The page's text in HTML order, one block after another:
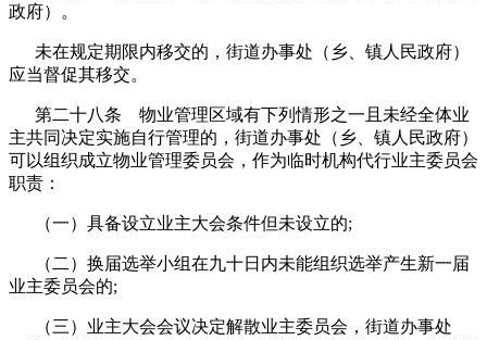
政府）。
未在规定期限内移交的，街道办事处（乡、镇人民政府）
应当督促其移交。
第二十八条 物业管理区域有下列情形之一且未经全体业
主共同决定实施自行管理的，街道办事处（乡、镇人民政府）
可以组织成立物业管理委员会，作为临时机构代行业主委员会
职责：
（一）具备设立业主大会条件但未设立的;
（二）换届选举小组在九十日内未能组织选举产生新一届
业主委员会的;
（三）业主大会会议决定解散业主委员会，街道办事处